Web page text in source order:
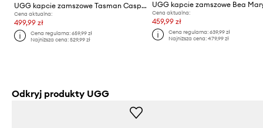
UGG kapcie zamszowe Tasman Caspian
Cena aktualna:
499,99 zł
Cena regularna:659,99 zł
Najniższa cena:529,99 zł
Cena aktualna:
459,99 zł
Cena regularna: 639,99 zł
Najniższa cena: 479,99 zł
Odkryj produkty UGG